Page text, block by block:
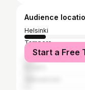
Audience
Helsinki
Tampere
Turku
Start a Free